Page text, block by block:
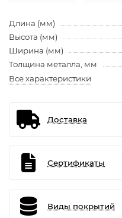
Длина (мм)
Высота (мм)
Ширина (мм)
Толщина металла, мм
Все характеристики
Доставка
Сертификаты
Виды покрытий